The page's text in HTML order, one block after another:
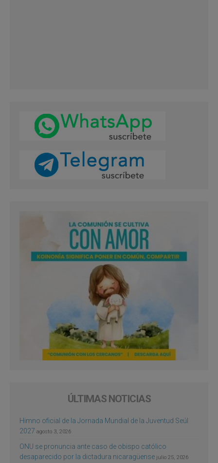
ÚLTIMAS NOTICIAS
Himno oficial de la Jornada Mundial de la Juventud Seúl
2027 agosto 3, 2026
ONU se pronuncia ante caso de obispo católico
desaparecido por la dictadura nicaragüense julio 25, 2026